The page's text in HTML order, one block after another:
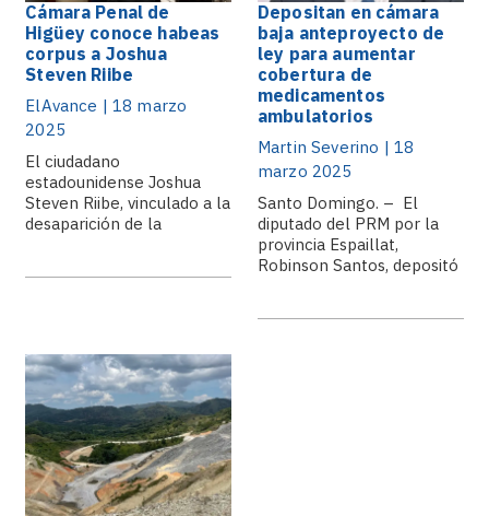
Cámara Penal de
Higüey conoce habeas
corpus a Joshua
Steven Riibe
ElAvance | 18 marzo
2025
El ciudadano
estadounidense Joshua
Steven Riibe, vinculado a la
desaparición de la
Depositan en cámara
baja anteproyecto de
ley para aumentar
cobertura de
medicamentos
ambulatorios
Martin Severino | 18
marzo 2025
Santo Domingo. – El
diputado del PRM por la
provincia Espaillat,
Robinson Santos, depositó